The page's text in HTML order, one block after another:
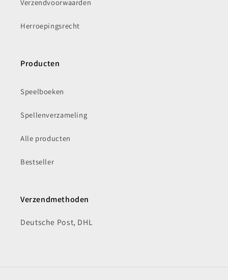
Verzendvoorwaarden
Herroepingsrecht
Producten
Speelboeken
Spellenverzameling
Alle producten
Bestseller
Verzendmethoden
Deutsche Post, DHL